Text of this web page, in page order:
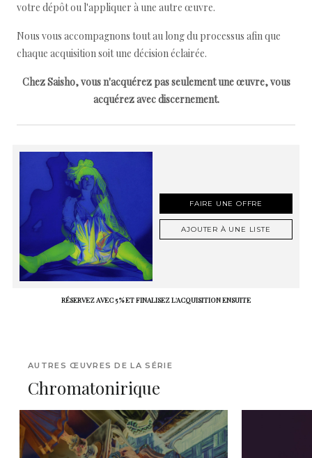
votre dépôt ou l'appliquer à une autre œuvre.
Nous vous accompagnons tout au long du processus afin que
chaque acquisition soit une décision éclairée.
Chez Saisho, vous n'acquérez pas seulement une œuvre, vous
acquérez avec discernement.
FAIRE UNE OFFRE
AJOUTER À UNE LISTE
RÉSERVEZ AVEC 5 % ET FINALISEZ L'ACQUISITION ENSUITE
AUTRES ŒUVRES DE LA SÉRIE
Chromatonirique